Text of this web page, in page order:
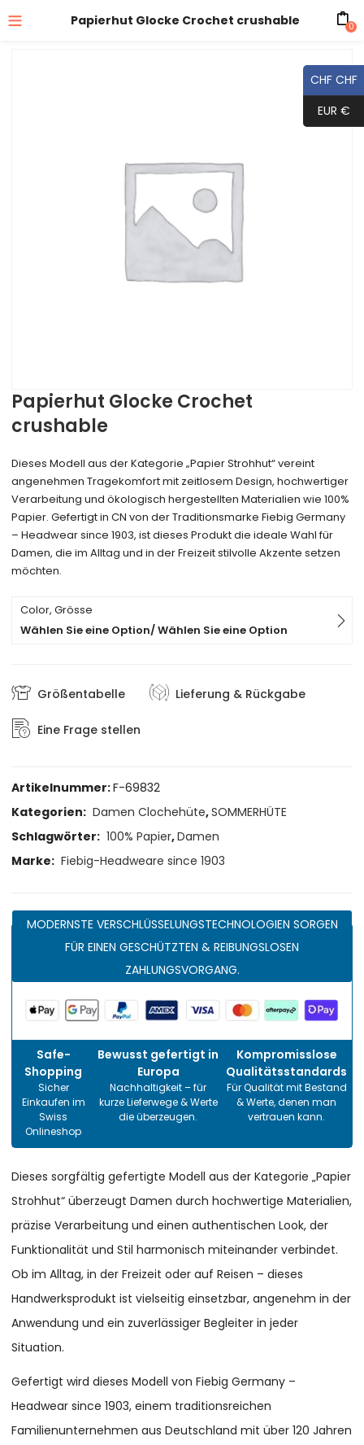
Papierhut Glocke Crochet crushable 0
Papierhut Glocke Crochet
crushable
Dieses Modell aus der Kategorie „Papier Strohhut“ vereint
angenehmen Tragekomfort mit zeitlosem Design, hochwertiger
Verarbeitung und ökologisch hergestellten Materialien wie 100%
Papier. Gefertigt in CN von der Traditionsmarke Fiebig Germany
– Headwear since 1903, ist dieses Produkt die ideale Wahl für
Damen, die im Alltag und in der Freizeit stilvolle Akzente setzen
möchten.
Color, Grösse
Wählen Sie eine Option/ Wählen Sie eine Option
Größentabelle Lieferung & Rückgabe
Eine Frage stellen
Artikelnummer:F-69832
Kategorien: Damen Clochehüte,SOMMERHÜTE
Schlagwörter: 100% Papier,Damen
Marke: Fiebig-Headweare since 1903
MODERNSTE VERSCHLÜSSELUNGSTECHNOLOGIEN SORGEN
FÜR EINEN GESCHÜTZTEN & REIBUNGSLOSEN
ZAHLUNGSVORGANG.
Safe-
Shopping
Sicher
Einkaufen im
Swiss
Onlineshop
Bewusst gefertigt in
Europa
Nachhaltigkeit – für
kurze Lieferwege & Werte
die überzeugen.
Kompromisslose
Qualitätsstandards
Für Qualität mit Bestand
& Werte, denen man
vertrauen kann.
Dieses sorgfältig gefertigte Modell aus der Kategorie „Papier
Strohhut“ überzeugt Damen durch hochwertige Materialien,
präzise Verarbeitung und einen authentischen Look, der
Funktionalität und Stil harmonisch miteinander verbindet.
Ob im Alltag, in der Freizeit oder auf Reisen – dieses
Handwerksprodukt ist vielseitig einsetzbar, angenehm in der
Anwendung und ein zuverlässiger Begleiter in jeder
Situation.
Gefertigt wird dieses Modell von Fiebig Germany –
Headwear since 1903, einem traditionsreichen
Familienunternehmen aus Deutschland mit über 120 Jahren
CHF CHF
EUR €